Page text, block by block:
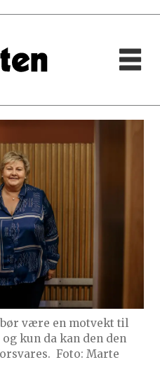
bør være en motvekt til
kun da kan den den
Foto: Marte